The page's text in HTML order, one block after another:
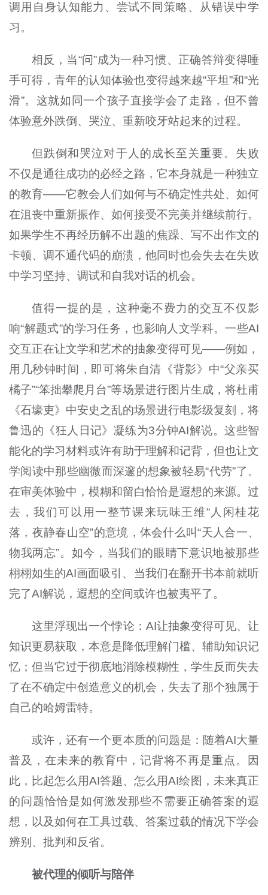
调用自身认知能力、尝试不同策略、从错误中学
习。
相反，当“问”成为一种习惯、正确答辩变得唾
手可得，青年的认知体验也变得越来越“平坦”和“光
滑”。这就如同一个孩子直接学会了走路，但不曾
体验意外跌倒、哭泣、重新咬牙站起来的过程。
但跌倒和哭泣对于人的成长至关重要。失败
不仅是通往成功的必经之路，它本身就是一种独立
的教育——它教会人们如何与不确定性共处、如何
在沮丧中重新振作、如何接受不完美并继续前行。
如果学生不再经历解不出题的焦躁、写不出作文的
卡顿、调不通代码的崩溃，他同时也会失去在失败
中学习坚持、调试和自我对话的机会。
值得一提的是，这种毫不费力的交互不仅影
响“解题式”的学习任务，也影响人文学科。一些AI
交互正在让文学和艺术的抽象变得可见——例如，
用几秒钟时间，即可将朱自清《背影》中“父亲买
橘子”“笨拙攀爬月台”等场景进行图片生成，将杜甫
《石壕吏》中安史之乱的场景进行电影级复刻，将
鲁迅的《狂人日记》凝练为3分钟AI解说。这些智
能化的学习材料或许有助于理解和记背，但也让文
学阅读中那些幽微而深邃的想象被轻易“代劳”了。
在审美体验中，模糊和留白恰恰是遐想的来源。过
去，我们可以用一整节课来玩味王维“人闲桂花
落，夜静春山空”的意境，体会什么叫“天人合一、
物我两忘”。如今，当我们的眼睛下意识地被那些
栩栩如生的AI画面吸引、当我们在翻开书本前就听
完了AI解说，遐想的空间或许也被夷平了。
这里浮现出一个悖论：AI让抽象变得可见、让
知识更易获取，本意是降低理解门槛、辅助知识记
忆；但当它过于彻底地消除模糊性，学生反而失去
了在不确定中创造意义的机会，失去了那个独属于
自己的哈姆雷特。
或许，还有一个更本质的问题是：随着AI大量
普及，在未来的教育中，记背将不再是重点。因
此，比起怎么用AI答题、怎么用AI绘图，未来真正
的问题恰恰是如何激发那些不需要正确答案的遐
想，以及如何在工具过载、答案过载的情况下学会
辨别、批判和反省。
被代理的倾听与陪伴